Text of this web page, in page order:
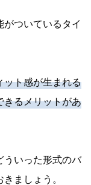
ついているタイ
ット感が生まれる
きるメリットがあ
ういった形式のバ
ましょう。